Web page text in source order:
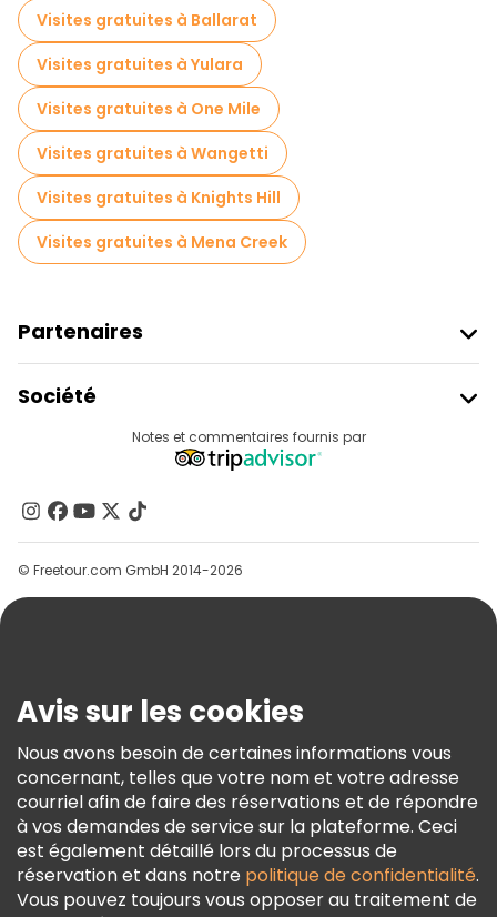
Visites gratuites à Ballarat
Visites gratuites à Yulara
Visites gratuites à One Mile
Visites gratuites à Wangetti
Visites gratuites à Knights Hill
Visites gratuites à Mena Creek
Partenaires
Connexion Du Fournisseur
Programme D’affiliation
Société
Contactez-Nous
Groupes
Aide
Conditions Générales Et Mentions Légales
Politique En Matière De Cookies
Freetour Prix
Programme De Fidélité
Notes et commentaires fournis par
© Freetour.com GmbH 2014-2026
Avis sur les cookies
Nous avons besoin de certaines informations vous
concernant, telles que votre nom et votre adresse
courriel afin de faire des réservations et de répondre
à vos demandes de service sur la plateforme. Ceci
est également détaillé lors du processus de
réservation et dans notre politique de confidentialité.
Vous pouvez toujours vous opposer au traitement de